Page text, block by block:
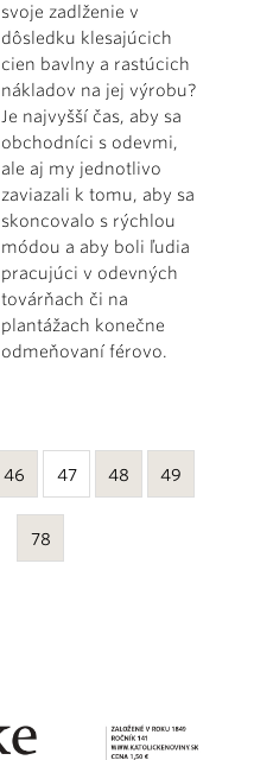
svoje zadlženie v
dôsledku klesajúcich
cien bavlny a rastúcich
nákladov na jej výrobu?
Je najvyšší čas, aby sa
obchodníci s odevmi,
ale aj my jednotlivo
zaviazali k tomu, aby sa
skoncovalo s rýchlou
módou a aby boli ľudia
pracujúci v odevných
továrňach či na
plantážach konečne
odmeňovaní férovo.
46 47 48 49
78